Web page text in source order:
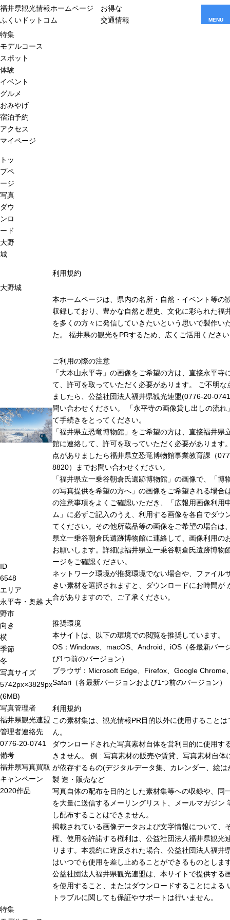
福井県観光情報ホームページ
ふくいドットコム
お得な
交通情報
MENU
特集
モデルコース
スポット
体験
イベント
グルメ
おみやげ
宿泊予約
アクセス
マイページ
トッ
プペ
ージ
写真
ダウ
ンロ
ード
大野
城
大野城
ID
6548
エリア
永平寺・奥越 大
野市
向き
横
季節
冬
写真サイズ
5742px×3829px
(6MB)
写真管理者
福井県観光連盟
管理者連絡先
0776-20-0741
備考
福井県写真買取
キャンペーン
2020作品
利用規約
本ホームページは、県内の名所・自然・イベント等の
収録しており、豊かな自然と歴史、文化に彩られた福
を多くの方々に発信していきたいという思いで製作い
た。 福井県の観光をPRするため、広くご活用くださ
ご利用の際の注意
「大本山永平寺」の画像をご希望の方は、直接永平寺
て、許可を取っていただく必要があります。 ご不明な
ましたら、公益社団法人福井県観光連盟(0776-20-
問い合わせください。 「永平寺の画像貸し出しの流れ
て手続きをとってください。
「福井県立恐竜博物館」をご希望の方は、直接福井県
館に連絡して、許可を取っていただく必要があります
点がありましたら福井県立恐竜博物館事業教育課（
8820）までお問い合わせください。
「福井県立一乗谷朝倉氏遺跡博物館」の画像で、「博
の写真提供を希望の方へ」の画像をご希望される場合
の注意事項をよくご確認いただき、「広報用画像利用
ム」に必ずご記入のうえ、利用する画像を各自でダウ
てください。その他所蔵品等の画像をご希望の場合は
県立一乗谷朝倉氏遺跡博物館に連絡して、画像利用の
お願いします。詳細は福井県立一乗谷朝倉氏遺跡博物
ージをご確認ください。
ネットワーク環境が推奨環境でない場合や、ファイル
きい素材を選択されますと、ダウンロードにお時間が
合がありますので、ご了承ください。
推奨環境
本サイトは、以下の環境での閲覧を推奨しています。
OS：Windows、macOS、Android、iOS（各最新バー
び1つ前のバージョン）
ブラウザ：Microsoft Edge、Firefox、Google Chrome
Safari（各最新バージョンおよび1つ前のバージョン）
利用規約
この素材集は、観光情報PR目的以外に使用することは
ん。
ダウンロードされた写真素材自体を営利目的に使用す
きません。 例 : 写真素材の販売や賃貸、写真素材自体
が依存するもの(デジタルデータ集、カレンダー、絵は
製 造・販売など
写真自体の配布を目的とした素材集等への収録や、同
を大量に送信するメーリングリスト、メールマガジン
し配布することはできません。
掲載されている画像データおよび文字情報について、
権、使用を許諾する権利は、公益社団法人福井県観光
ります。本規約に違反された場合、公益社団法人福井
はいつでも使用を差し止めることができるものとしま
公益社団法人福井県観光連盟は、本サイトで提供する
を使用すること、またはダウンロードすることによる
トラブルに関しても保証やサポートは行いません。
特集